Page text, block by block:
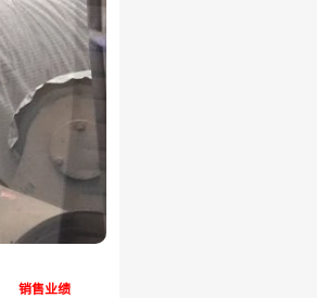
销售业绩